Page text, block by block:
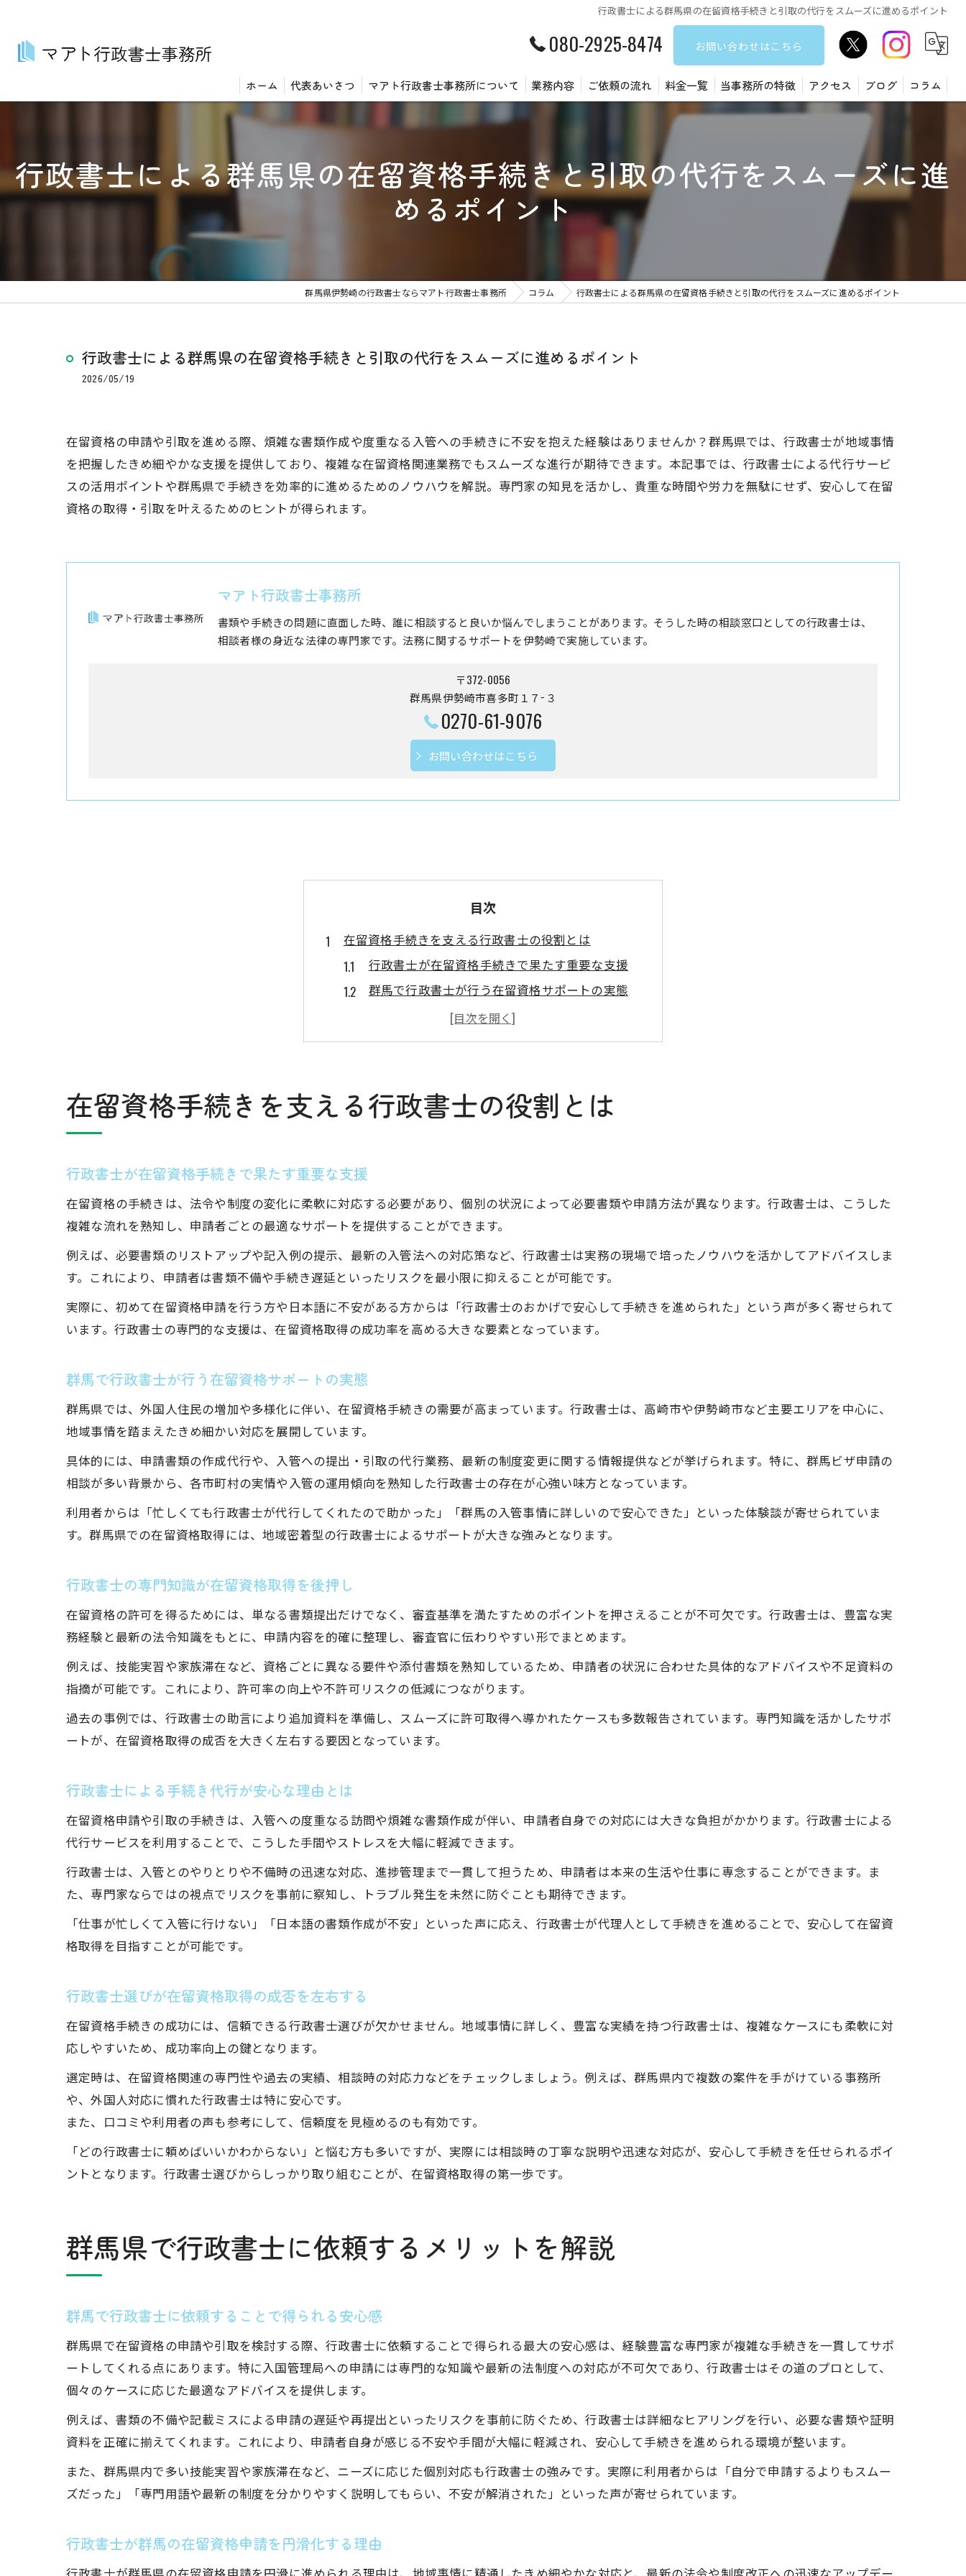
行政書士による群馬県の在留資格手続きと引取の代行をスムーズに進めるポイント
080-2925-8474 お問い合わせはこちら
ホーム 代表あいさつ マアト行政書士事務所について 業務内容 ご依頼の流れ 料金一覧 当事務所の特徴
障害福祉サービス
アクセス ブログ コラム
行政書士による群馬県の在留資格手続きと引取の代行をスムーズに進
めるポイント
群馬県伊勢崎の行政書士ならマアト行政書士事務所 コラム 行政書士による群馬県の在留資格手続きと引取の代行をスムーズに進めるポイント
行政書士による群馬県の在留資格手続きと引取の代行をスムーズに進めるポイント
2026/05/19
在留資格の申請や引取を進める際、煩雑な書類作成や度重なる入管への手続きに不安を抱えた経験はありませんか？群馬県では、行政書士が地域事情
を把握したきめ細やかな支援を提供しており、複雑な在留資格関連業務でもスムーズな進行が期待できます。本記事では、行政書士による代行サービ
スの活用ポイントや群馬県で手続きを効率的に進めるためのノウハウを解説。専門家の知見を活かし、貴重な時間や労力を無駄にせず、安心して在留
資格の取得・引取を叶えるためのヒントが得られます。
マアト行政書士事務所
書類や手続きの問題に直面した時、誰に相談すると良いか悩んでしまうことがあります。そうした時の相談窓口としての行政書士は、
相談者様の身近な法律の専門家です。法務に関するサポートを伊勢崎で実施しています。
〒372-0056
群馬県伊勢崎市喜多町１７−３
0270-61-9076
お問い合わせはこちら
目次
在留資格手続きを支える行政書士の役割とは
行政書士が在留資格手続きで果たす重要な支援
群馬で行政書士が行う在留資格サポートの実態
行政書士の専門知識が在留資格取得を後押し
行政書士による手続き代行が安心な理由とは
群馬県で行政書士に依頼するメリットを解説
群馬で行政書士に依頼することで得られる安心感
行政書士が群馬で選ばれる具体的なメリット
行政書士が在留資格引取代行で解消できる悩み
行政書士による在留資格引取の流れと安心感
引取代行で行政書士がもたらす時短効果とは
専門家による書類作成で手続き負担を軽減する方法
行政書士の書類作成が在留資格手続きを効率化
行政書士が書類不備を防いで審査率アップ
行政書士の丁寧な書類作成で手間を削減する
書類作成を行政書士に依頼するメリットとは
行政書士を活用した在留資格取得がスムーズな理由
行政書士活用で在留資格取得のトラブルを回避
行政書士と進める在留資格取得の流れとは
行政書士のアドバイスで取得がスムーズに進行
代行サービスの選び方と行政書士の活かし方
行政書士による代行選びで失敗しないコツ
行政書士を賢く活用する在留資格手続き術
行政書士の強みを活かした手続き時短テクニック
在留資格手続きを支える行政書士の役割とは
行政書士が在留資格手続きで果たす重要な支援
在留資格の手続きは、法令や制度の変化に柔軟に対応する必要があり、個別の状況によって必要書類や申請方法が異なります。行政書士は、こうした
複雑な流れを熟知し、申請者ごとの最適なサポートを提供することができます。
例えば、必要書類のリストアップや記入例の提示、最新の入管法への対応策など、行政書士は実務の現場で培ったノウハウを活かしてアドバイスしま
す。これにより、申請者は書類不備や手続き遅延といったリスクを最小限に抑えることが可能です。
実際に、初めて在留資格申請を行う方や日本語に不安がある方からは「行政書士のおかげで安心して手続きを進められた」という声が多く寄せられて
います。行政書士の専門的な支援は、在留資格取得の成功率を高める大きな要素となっています。
群馬で行政書士が行う在留資格サポートの実態
群馬県では、外国人住民の増加や多様化に伴い、在留資格手続きの需要が高まっています。行政書士は、高崎市や伊勢崎市など主要エリアを中心に、
地域事情を踏まえたきめ細かい対応を展開しています。
具体的には、申請書類の作成代行や、入管への提出・引取の代行業務、最新の制度変更に関する情報提供などが挙げられます。特に、群馬ビザ申請の
相談が多い背景から、各市町村の実情や入管の運用傾向を熟知した行政書士の存在が心強い味方となっています。
利用者からは「忙しくても行政書士が代行してくれたので助かった」「群馬の入管事情に詳しいので安心できた」といった体験談が寄せられていま
す。群馬県での在留資格取得には、地域密着型の行政書士によるサポートが大きな強みとなります。
行政書士の専門知識が在留資格取得を後押し
在留資格の許可を得るためには、単なる書類提出だけでなく、審査基準を満たすためのポイントを押さえることが不可欠です。行政書士は、豊富な実
務経験と最新の法令知識をもとに、申請内容を的確に整理し、審査官に伝わりやすい形でまとめます。
例えば、技能実習や家族滞在など、資格ごとに異なる要件や添付書類を熟知しているため、申請者の状況に合わせた具体的なアドバイスや不足資料の
指摘が可能です。これにより、許可率の向上や不許可リスクの低減につながります。
過去の事例では、行政書士の助言により追加資料を準備し、スムーズに許可取得へ導かれたケースも多数報告されています。専門知識を活かしたサポ
ートが、在留資格取得の成否を大きく左右する要因となっています。
行政書士による手続き代行が安心な理由とは
在留資格申請や引取の手続きは、入管への度重なる訪問や煩雑な書類作成が伴い、申請者自身での対応には大きな負担がかかります。行政書士による
代行サービスを利用することで、こうした手間やストレスを大幅に軽減できます。
行政書士は、入管とのやりとりや不備時の迅速な対応、進捗管理まで一貫して担うため、申請者は本来の生活や仕事に専念することができます。ま
た、専門家ならではの視点でリスクを事前に察知し、トラブル発生を未然に防ぐことも期待できます。
「仕事が忙しくて入管に行けない」「日本語の書類作成が不安」といった声に応え、行政書士が代理人として手続きを進めることで、安心して在留資
格取得を目指すことが可能です。
行政書士選びが在留資格取得の成否を左右する
在留資格手続きの成功には、信頼できる行政書士選びが欠かせません。地域事情に詳しく、豊富な実績を持つ行政書士は、複雑なケースにも柔軟に対
応しやすいため、成功率向上の鍵となります。
選定時は、在留資格関連の専門性や過去の実績、相談時の対応力などをチェックしましょう。例えば、群馬県内で複数の案件を手がけている事務所
や、外国人対応に慣れた行政書士は特に安心です。
また、口コミや利用者の声も参考にして、信頼度を見極めるのも有効です。
「どの行政書士に頼めばいいかわからない」と悩む方も多いですが、実際には相談時の丁寧な説明や迅速な対応が、安心して手続きを任せられるポイ
ントとなります。行政書士選びからしっかり取り組むことが、在留資格取得の第一歩です。
群馬県で行政書士に依頼するメリットを解説
群馬で行政書士に依頼することで得られる安心感
群馬県で在留資格の申請や引取を検討する際、行政書士に依頼することで得られる最大の安心感は、経験豊富な専門家が複雑な手続きを一貫してサポ
ートしてくれる点にあります。特に入国管理局への申請には専門的な知識や最新の法制度への対応が不可欠であり、行政書士はその道のプロとして、
個々のケースに応じた最適なアドバイスを提供します。
例えば、書類の不備や記載ミスによる申請の遅延や再提出といったリスクを事前に防ぐため、行政書士は詳細なヒアリングを行い、必要な書類や証明
資料を正確に揃えてくれます。これにより、申請者自身が感じる不安や手間が大幅に軽減され、安心して手続きを進められる環境が整います。
また、群馬県内で多い技能実習や家族滞在など、ニーズに応じた個別対応も行政書士の強みです。実際に利用者からは「自分で申請するよりもスムー
ズだった」「専門用語や最新の制度を分かりやすく説明してもらい、不安が解消された」といった声が寄せられています。
行政書士が群馬の在留資格申請を円滑化する理由